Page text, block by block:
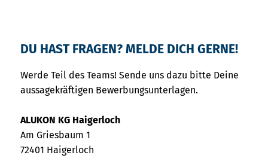
DU HAST FRAGEN? MELDE DICH GERNE!
Werde Teil des Teams! Sende uns dazu bitte Deine
aussagekräftigen Bewerbungsunterlagen.
ALUKON KG Haigerloch
Am Griesbaum 1
72401 Haigerloch